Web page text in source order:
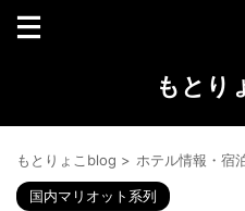
もとり
もとりょこblog > ホテル情報・宿
国内マリオット系列